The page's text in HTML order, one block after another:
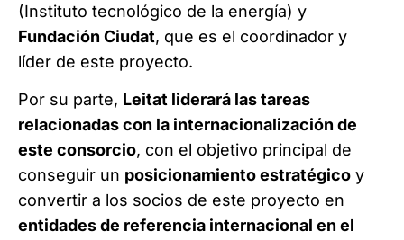
(Instituto tecnológico de la energía) y
Fundación Ciudat, que es el coordinador y
líder de este proyecto.
Por su parte, Leitat liderará las tareas
relacionadas con la internacionalización de
este consorcio, con el objetivo principal de
conseguir un posicionamiento estratégico y
convertir a los socios de este proyecto en
entidades de referencia internacional en el